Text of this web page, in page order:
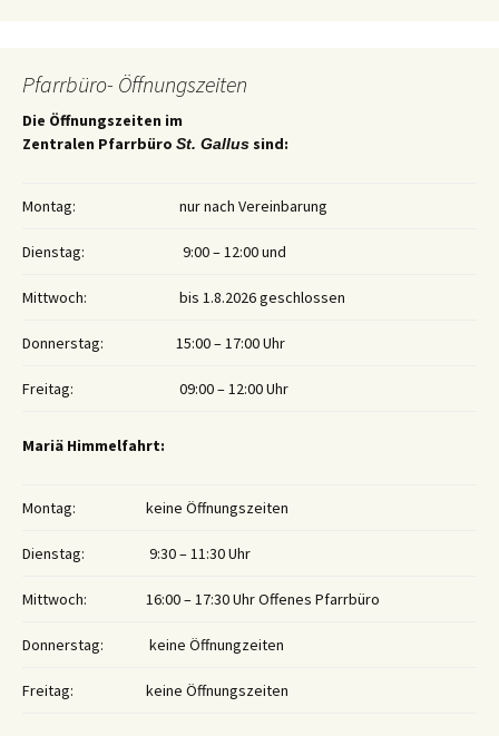
Pfarrbüro- Öffnungszeiten
Die Öffnungszeiten im
Zentralen Pfarrbüro St. Gallus sind:
Montag: nur nach Vereinbarung
Dienstag: 9:00 – 12:00 und
Mittwoch: bis 1.8.2026 geschlossen
Donnerstag: 15:00 – 17:00 Uhr
Freitag: 09:00 – 12:00 Uhr
Mariä Himmelfahrt:
Montag: keine Öffnungszeiten
Dienstag: 9:30 – 11:30 Uhr
Mittwoch: 16:00 – 17:30 Uhr Offenes Pfarrbüro
Donnerstag: keine Öffnungzeiten
Freitag: keine Öffnungszeiten